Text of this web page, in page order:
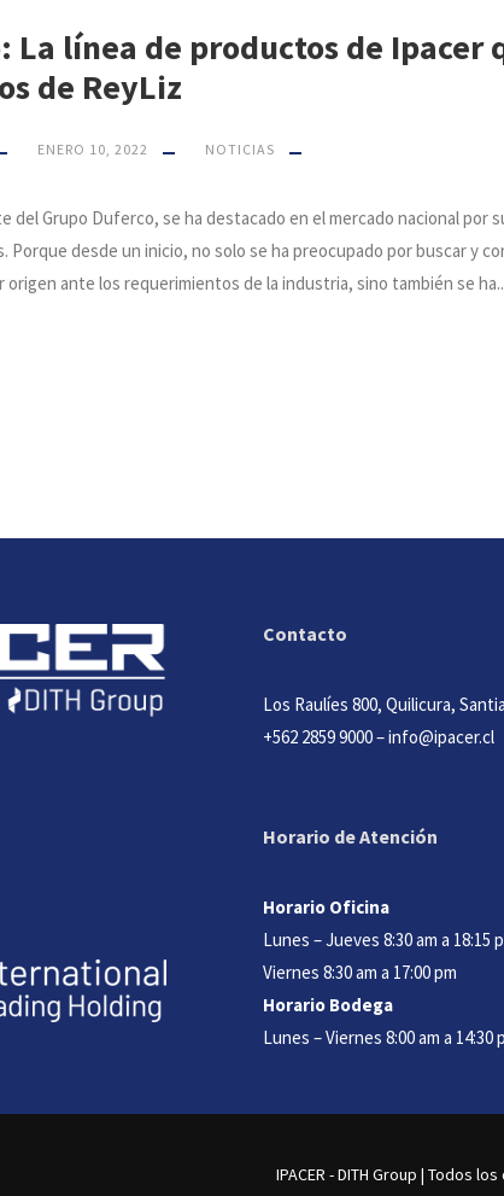
La línea de productos de Ipacer
de ReyLiz
ENERO 10, 2022 NOTICIAS
del Grupo Duferco, se ha destacado en el mercado nacional por
Porque desde un inicio, no solo se ha preocupado por buscar y
origen ante los requerimientos de la industria, sino también se
Contacto
Los Raulíes 800, Quilicura,
+562 2859 9000–info@ipacer.cl
Horario de Atención
Horario Oficina
Lunes – Jueves 8:30 am a 18:15
Viernes 8:30 am a 17:00 pm
Horario Bodega
Lunes – Viernes 8:00 am a 14:30
IPACER - DITH Group | Todos